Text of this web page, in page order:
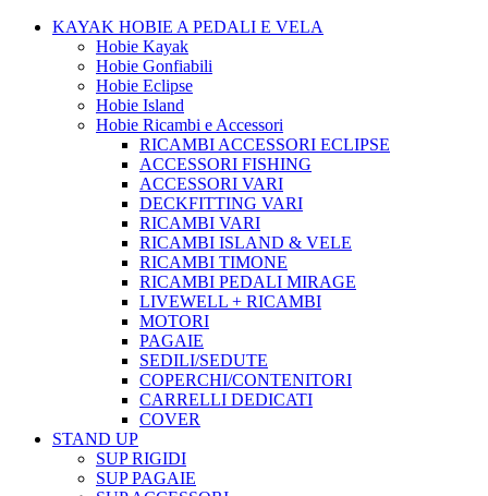
KAYAK HOBIE A PEDALI E VELA
Hobie Kayak
Hobie Gonfiabili
Hobie Eclipse
Hobie Island
Hobie Ricambi e Accessori
RICAMBI ACCESSORI ECLIPSE
ACCESSORI FISHING
ACCESSORI VARI
DECKFITTING VARI
RICAMBI VARI
RICAMBI ISLAND & VELE
RICAMBI TIMONE
RICAMBI PEDALI MIRAGE
LIVEWELL + RICAMBI
MOTORI
PAGAIE
SEDILI/SEDUTE
COPERCHI/CONTENITORI
CARRELLI DEDICATI
COVER
STAND UP
SUP RIGIDI
SUP PAGAIE